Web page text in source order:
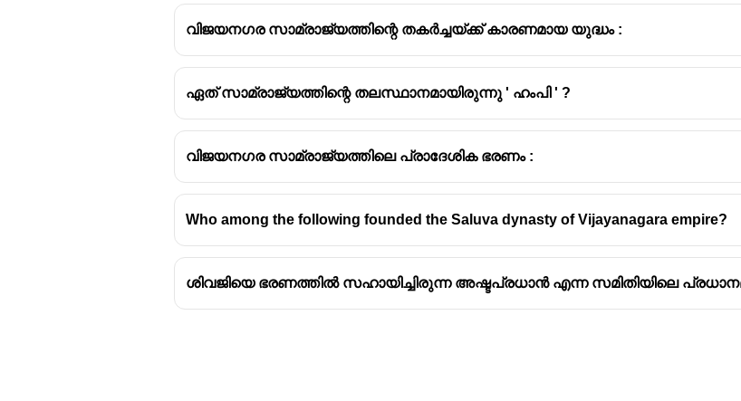
വിജയനഗര സാമ്രാജ്യത്തിന്റെ തകർച്ചയ്ക്ക് കാരണമായ യുദ്ധം :
ഏത് സാമ്രാജ്യത്തിന്റെ തലസ്ഥാനമായിരുന്നു ' ഹംപി ' ?
വിജയനഗര സാമ്രാജ്യത്തിലെ പ്രാദേശിക ഭരണം :
Who among the following founded the Saluva dynasty of Vijayanagara empire?
ശിവജിയെ ഭരണത്തിൽ സഹായിച്ചിരുന്ന അഷ്ടപ്രധാൻ എന്ന സമിതിയിലെ